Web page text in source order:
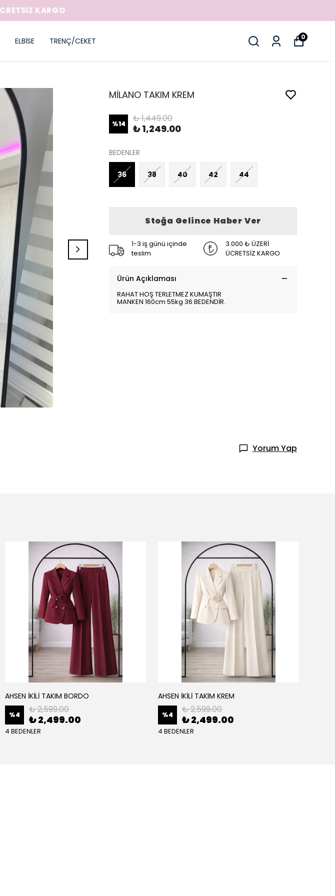
ELBİSE TRENÇ/CEKET 0
MİLANO TAKIM KREM
%14 ₺ 1,449.00
₺ 1,249.00
BEDENLER
36 38 40 42 44
Stoğa Gelince Haber Ver
1-3 iş günü içinde
teslim
3.000 ₺ ÜZERİ
ÜCRETSİZ KARGO
Ürün Açıklaması
RAHAT HOŞ TERLETMEZ KUMAŞTIR
MANKEN 160cm 55kg 36 BEDENDİR.
Yorum Yap
AHSEN İKİLİ TAKIM BORDO
%4 ₺ 2,599.00
₺ 2,499.00
4 BEDENLER
AHSEN İKİLİ TAKIM KREM
%4 ₺ 2,599.00
₺ 2,499.00
4 BEDENLER